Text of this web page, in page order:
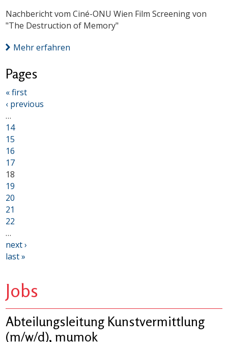
Nachbericht vom Ciné-ONU Wien Film Screening von
"The Destruction of Memory"
Mehr erfahren
Pages
« first
‹ previous
…
14
15
16
17
18
19
20
21
22
…
next ›
last »
Jobs
Abteilungsleitung Kunstvermittlung
(m/w/d), mumok